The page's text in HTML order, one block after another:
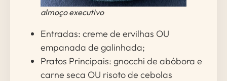
almoço executivo
Entradas: creme de ervilhas OU
empanada de galinhada;
Pratos Principais: gnocchi de abóbora e
carne seca OU risoto de cebolas